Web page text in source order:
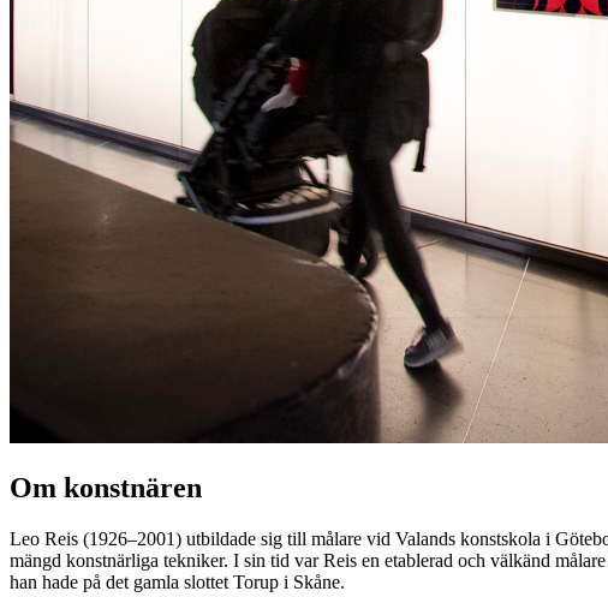
Om konstnären
Leo Reis (1926–2001) utbildade sig till målare vid Valands konstskola i
mängd konstnärliga tekniker. I sin tid var Reis en etablerad och välkänd
han hade på det gamla slottet Torup i Skåne.